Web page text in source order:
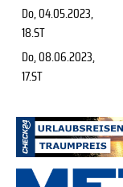
Do, 04.05.2023,
18.ST
Do, 08.06.2023,
17.ST